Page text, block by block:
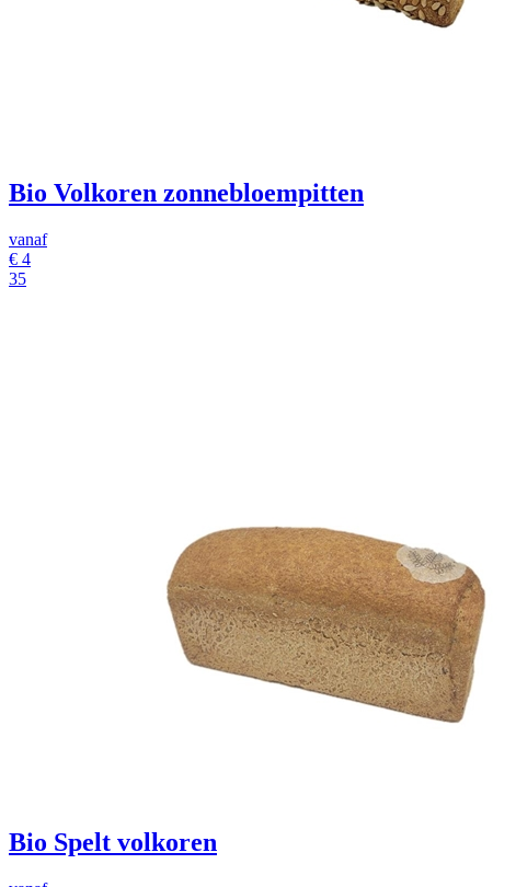
Bio Volkoren zonnebloempitten
vanaf
€ 4
35
Bio Spelt volkoren